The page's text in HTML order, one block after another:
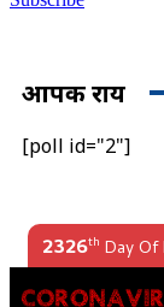
आपकी राय
[poll id="2"]